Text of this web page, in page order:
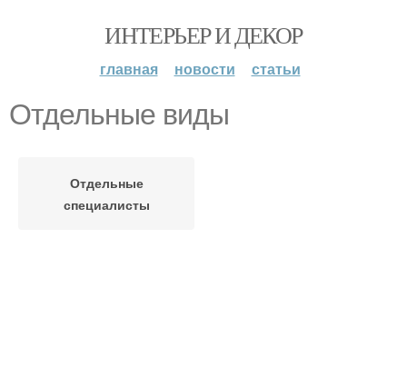
ИНТЕРЬЕР И ДЕКОР
главная новости статьи
Отдельные виды
Отдельные
специалисты